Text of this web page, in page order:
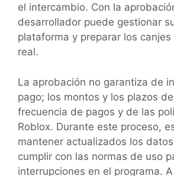
el intercambio. Con la
desarrollador puede gestionar
plataforma y preparar los
real.
La aprobación no garantiza de
pago; los montos y los plazos
frecuencia de pagos y de las
Roblox. Durante este proceso,
mantener actualizados los
cumplir con las normas de uso
interrupciones en el programa.